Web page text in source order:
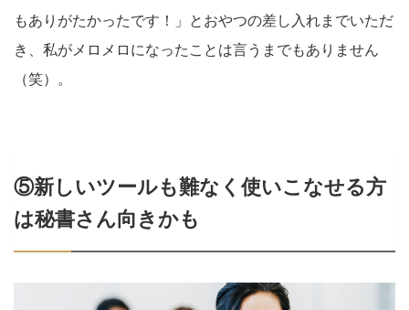
もありがたかったです！」とおやつの差し入れまでいただ
き、私がメロメロになったことは言うまでもありません
（笑）。
⑤新しいツールも難なく使いこなせる方
は秘書さん向きかも